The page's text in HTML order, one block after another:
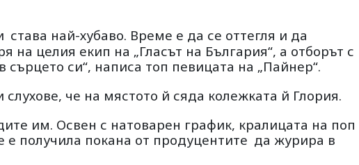
става най-хубаво. Време е да се оттегля и да
на целия екип на „Гласът на България“, а отборът с
си“, написа топ певицата на „Пайнер“.
че на мястото й сяда колежката й Глория.
им. Освен с натоварен график, кралицата на поп
е получила покана от продуцентите да журира в